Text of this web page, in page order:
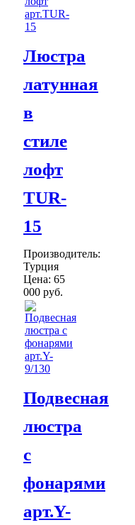
Люстра
латунная
в
стиле
лофт
TUR-
15
Производитель:
Турция
Цена: 65
000 руб.
Подвесная
люстра
с
фонарями
арт.Y-